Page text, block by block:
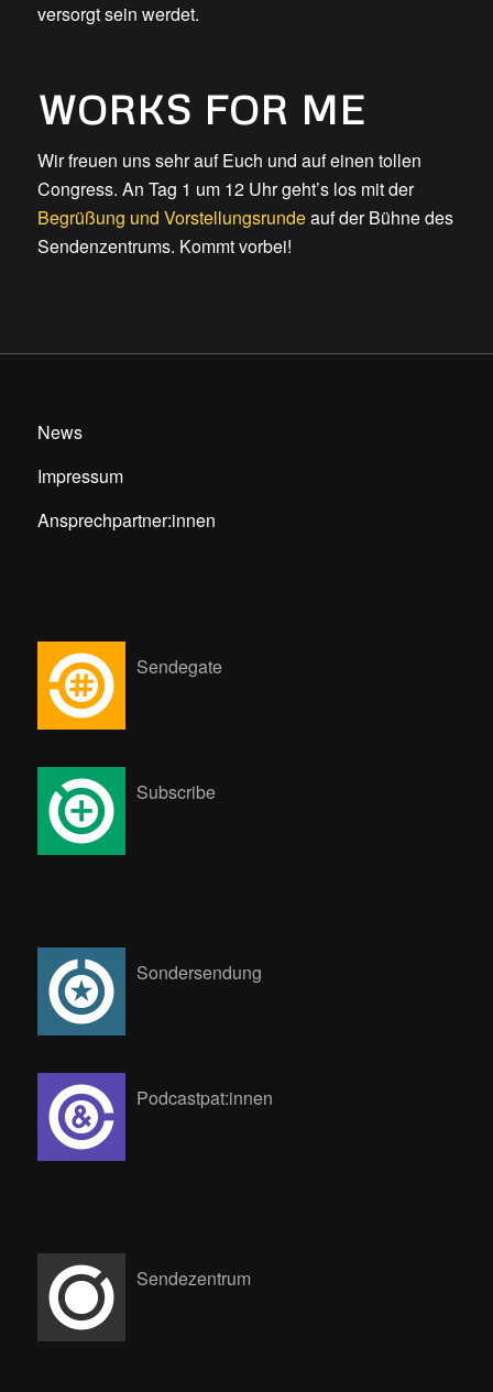
versorgt sein werdet.
WORKS FOR ME
Wir freuen uns sehr auf Euch und auf einen tollen
Congress. An Tag 1 um 12 Uhr geht’s los mit der
Begrüßung und Vorstellungsrundeauf der Bühne des
Sendenzentrums. Kommt vorbei!
News
Impressum
Ansprechpartner:innen
Sendegate
Subscribe
Sondersendung
Podcastpat:innen
Sendezentrum